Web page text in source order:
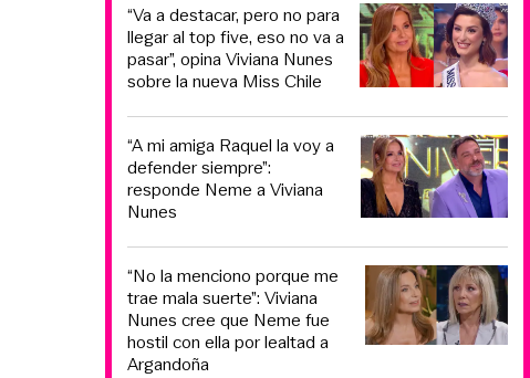
“Va a destacar, pero no para
llegar al top five, eso no va a
pasar”, opina Viviana Nunes
sobre la nueva Miss Chile
“A mi amiga Raquel la voy a
defender siempre”:
responde Neme a Viviana
Nunes
“No la menciono porque me
trae mala suerte”: Viviana
Nunes cree que Neme fue
hostil con ella por lealtad a
Argandoña